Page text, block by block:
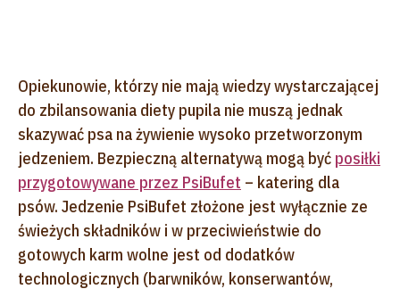
Opiekunowie, którzy nie mają wiedzy wystarczającej
do zbilansowania diety pupila nie muszą jednak
skazywać psa na żywienie wysoko przetworzonym
jedzeniem. Bezpieczną alternatywą mogą być posiłki
przygotowywane przez PsiBufet – katering dla
psów. Jedzenie PsiBufet złożone jest wyłącznie ze
świeżych składników i w przeciwieństwie do
gotowych karm wolne jest od dodatków
technologicznych (barwników, konserwantów,